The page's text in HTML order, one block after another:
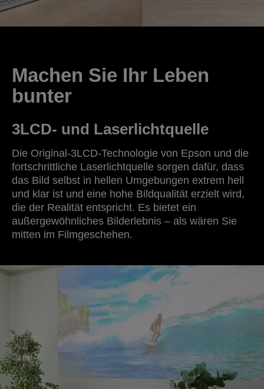
Machen Sie Ihr Leben
bunter
3LCD- und Laserlichtquelle
Die Original-3LCD-Technologie von Epson und die
fortschrittliche Laserlichtquelle sorgen dafür, dass
das Bild selbst in hellen Umgebungen extrem hell
und klar ist und eine hohe Bildqualität erzielt wird,
die der Realität entspricht. Es bietet ein
außergewöhnliches Bilderlebnis – als wären Sie
mitten im Filmgeschehen.